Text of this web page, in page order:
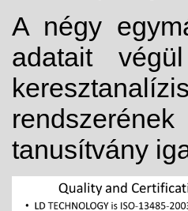
A négy
adatait
tanusítvány